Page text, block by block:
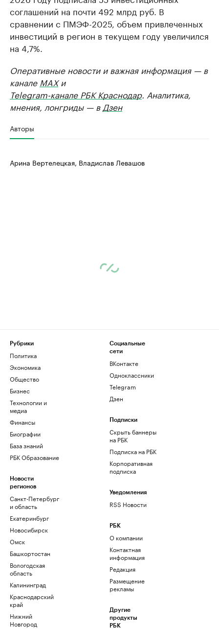
соглашений на почти 492 млрд руб. В
сравнении с ПМЭФ-2025, объем привлеченных
инвестиций в регион в текущем году увеличился
на 4,7%.
Оперативные новости и важная информация — в
канале MAXи
Telegram-канале РБК Краснодар. Аналитика,
мнения, лонгриды — в Дзен
Авторы
Арина Вертелецкая, Владислав Левашов
Рубрики
Политика
Экономика
Общество
Бизнес
Технологии и
медиа
Финансы
Биографии
База знаний
РБК Образование
Новости
регионов
Санкт-Петербург
и область
Екатеринбург
Новосибирск
Омск
Башкортостан
Вологодская
область
Калининград
Краснодарский
край
Нижний
Новгород
Социальные
сети
ВКонтакте
Одноклассники
Telegram
Дзен
Подписки
Скрыть баннеры
на РБК
Подписка на РБК
Корпоративная
подписка
Уведомления
RSS Новости
РБК
О компании
Контактная
информация
Редакция
Размещение
рекламы
Другие
продукты
РБК